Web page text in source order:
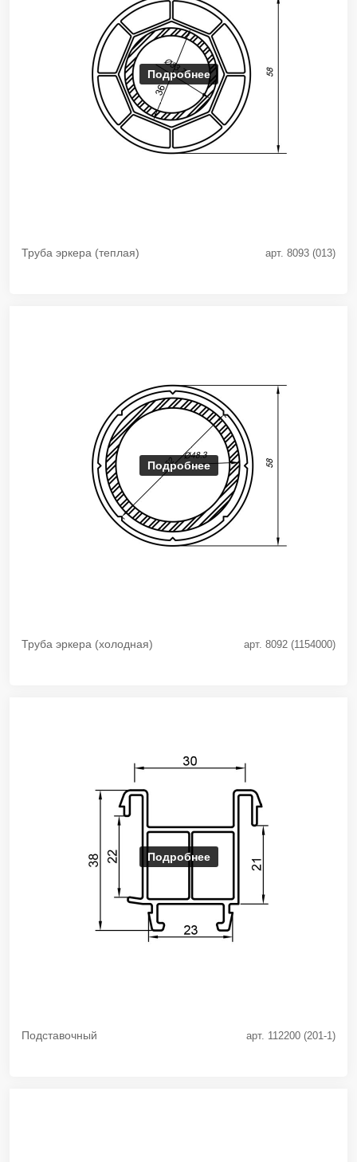
Подробнее
Труба эркера (теплая) арт. 8093 (013)
Подробнее
Труба эркера (холодная) арт. 8092 (1154000)
Подробнее
Подставочный арт. 112200 (201-1)